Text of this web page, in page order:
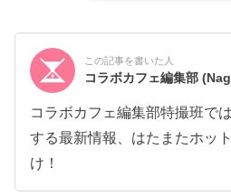
この記事を書いた人
コラボカフェ編集部
コラボカフェ編集部特撮班で
する最新情報、はたまたホッ
け！